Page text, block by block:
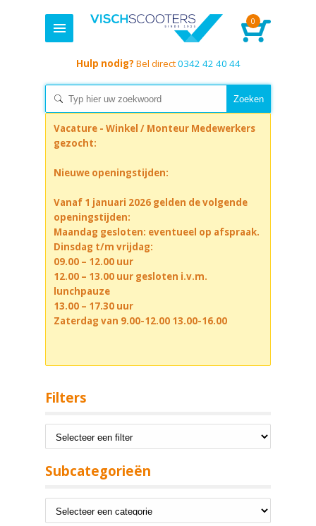
0
Hulp nodig? Bel direct0342 42 40 44
Vacature - Winkel / Monteur Medewerkers
gezocht:
Nieuwe openingstijden:
Vanaf 1 januari 2026 gelden de volgende
openingstijden:
Maandag gesloten: eventueel op afspraak.
Dinsdag t/m vrijdag:
09.00 – 12.00 uur
12.00 – 13.00 uur gesloten i.v.m.
lunchpauze
13.00 – 17.30 uur
Zaterdag van 9.00-12.00 13.00-16.00
Filters
Subcategorieën